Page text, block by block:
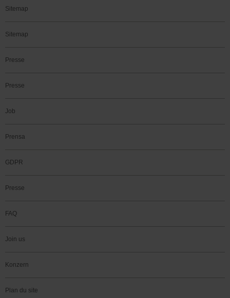
Sitemap
Sitemap
Presse
Presse
Job
Prensa
GDPR
Presse
FAQ
Join us
Konzern
Plan du site